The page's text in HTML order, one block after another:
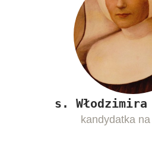
s. Włodzimira
kandydatka na